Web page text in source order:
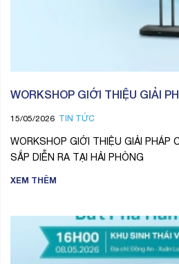
WORKSHOP GIỚI THIỆU GIẢI
15/05/2026 TIN TỨC
WORKSHOP GIỚI THIỆU GIẢI PHÁP
SẮP DIỄN RA TẠI HẢI PHÒNG
XEM THÊM